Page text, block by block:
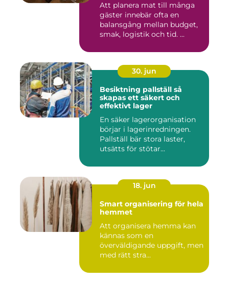
Att planera mat till många
gäster innebär ofta en
balansgång mellan budget,
smak, logistik och tid. ...
30. jun
Besiktning pallställ så
skapas ett säkert och
effektivt lager
En säker lagerorganisation
börjar i lagerinredningen.
Pallställ bär stora laster,
utsätts för stötar...
18. jun
Smart organisering för hela
hemmet
Att organisera hemma kan
kännas som en
överväldigande uppgift, men
med rätt stra...